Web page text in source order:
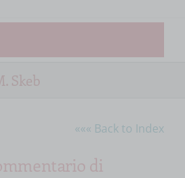
Skeb
««« Back to Index
di